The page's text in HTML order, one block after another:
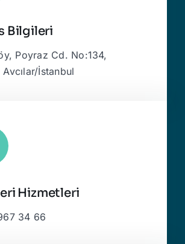
Bilgileri
Poyraz Cd. No:134,
İstanbul
Hizmetleri
34 66